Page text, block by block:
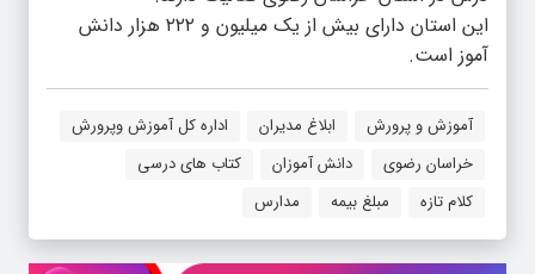
این استان دارای بیش از یک میلیون و ۲۲۲ هزار دانش
آموز است.
آموزش و پرورش ابلاغ مدیران
اداره کل آموزش وپرورش
خراسان رضوی
دانش آموزان
کتاب های درسی
کلام تازه
مبلغ بیمه مدارس